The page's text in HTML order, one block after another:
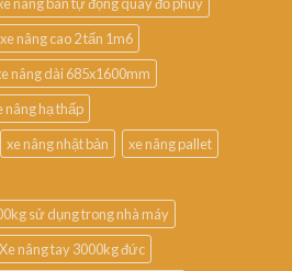
xe nâng cao 2 tấn 1m6
nâng dài 685x1600mm
nâng hạ thấp
xe nâng nhật bản
xe nâng pallet
sử dụng trong nhà máy
Xe nâng tay 3000kg đức